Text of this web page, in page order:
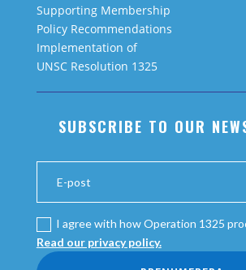
Supporting Membership
Policy Recommendations
Implementation of
UNSC Resolution 1325
SUBSCRIBE TO OUR
I agree with how Operation 1325
Read our privacy policy.